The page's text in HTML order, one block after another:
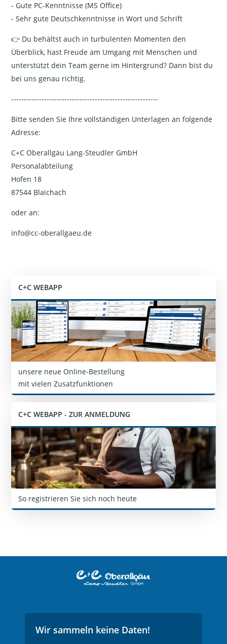
Wir sammeln keine Daten!
C+C WEBAPP
unsere neue Online-Bestellung
mit vielen Zusatzfunktionen
C+C WEBAPP - ZUR ANMELDUNG
So registrieren Sie sich noch heute
- Gute PC-Kenntnisse (MS Office)
- Sehr gute Deutschkenntnisse in Wort und Schrift
👉 Du behältst auch in turbulenten Momenten den
Überblick, hast Freude am Umgang mit Menschen und
unterstützt dein Team gerne im Hintergrund? Dann bist du
bei uns genau richtig.
----------------------------------------------------------
Bitte senden Sie Ihre vollständigen Unterlagen an folgende
Adresse:
C+C Oberallgäu Lang-Steudler GmbH
Personalabteilung
Hofen 18
87544 Blaichach
oder an:
info@cc-oberallgaeu.de